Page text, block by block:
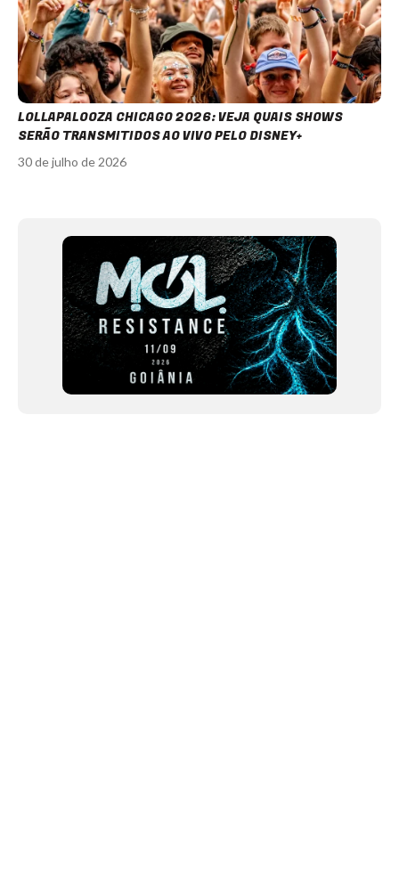
LOLLAPALOOZA CHICAGO 2026: VEJA QUAIS SHOWS
SERÃO TRANSMITIDOS AO VIVO PELO DISNEY+
30 de julho de 2026